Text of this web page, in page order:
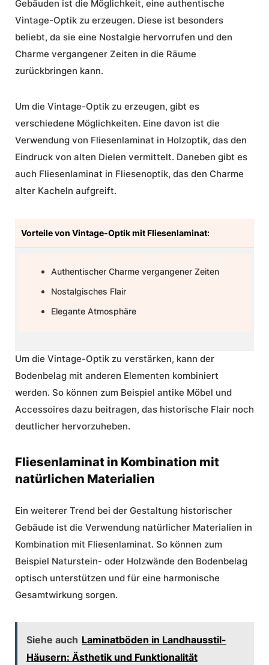
Gebäuden ist die Möglichkeit, eine authentische
Vintage-Optik zu erzeugen. Diese ist besonders
beliebt, da sie eine Nostalgie hervorrufen und den
Charme vergangener Zeiten in die Räume
zurückbringen kann.
Um die Vintage-Optik zu erzeugen, gibt es
verschiedene Möglichkeiten. Eine davon ist die
Verwendung von Fliesenlaminat in Holzoptik, das den
Eindruck von alten Dielen vermittelt. Daneben gibt es
auch Fliesenlaminat in Fliesenoptik, das den Charme
alter Kacheln aufgreift.
Vorteile von Vintage-Optik mit Fliesenlaminat:
Authentischer Charme vergangener Zeiten
Nostalgisches Flair
Elegante Atmosphäre
Um die Vintage-Optik zu verstärken, kann der
Bodenbelag mit anderen Elementen kombiniert
werden. So können zum Beispiel antike Möbel und
Accessoires dazu beitragen, das historische Flair noch
deutlicher hervorzuheben.
Fliesenlaminat in Kombination mit
natürlichen Materialien
Ein weiterer Trend bei der Gestaltung historischer
Gebäude ist die Verwendung natürlicher Materialien in
Kombination mit Fliesenlaminat. So können zum
Beispiel Naturstein- oder Holzwände den Bodenbelag
optisch unterstützen und für eine harmonische
Gesamtwirkung sorgen.
Siehe auch Laminatböden in Landhausstil-
Häusern: Ästhetik und Funktionalität